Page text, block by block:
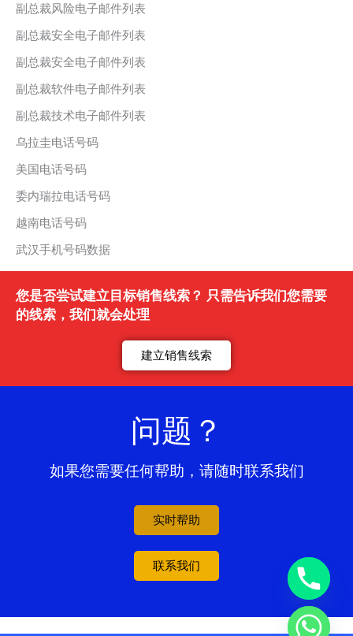
副总裁风险电子邮件列表
副总裁安全电子邮件列表
副总裁安全电子邮件列表
副总裁软件电子邮件列表
副总裁技术电子邮件列表
乌拉圭电话号码
美国电话号码
委内瑞拉电话号码
越南电话号码
武汉手机号码数据
您是否尝试建立目标销售线索？ 只需告诉我们您需要
的线索，我们就会处理
建立销售线索
问题？
如果您需要任何帮助，请随时联系我们
实时帮助
联系我们